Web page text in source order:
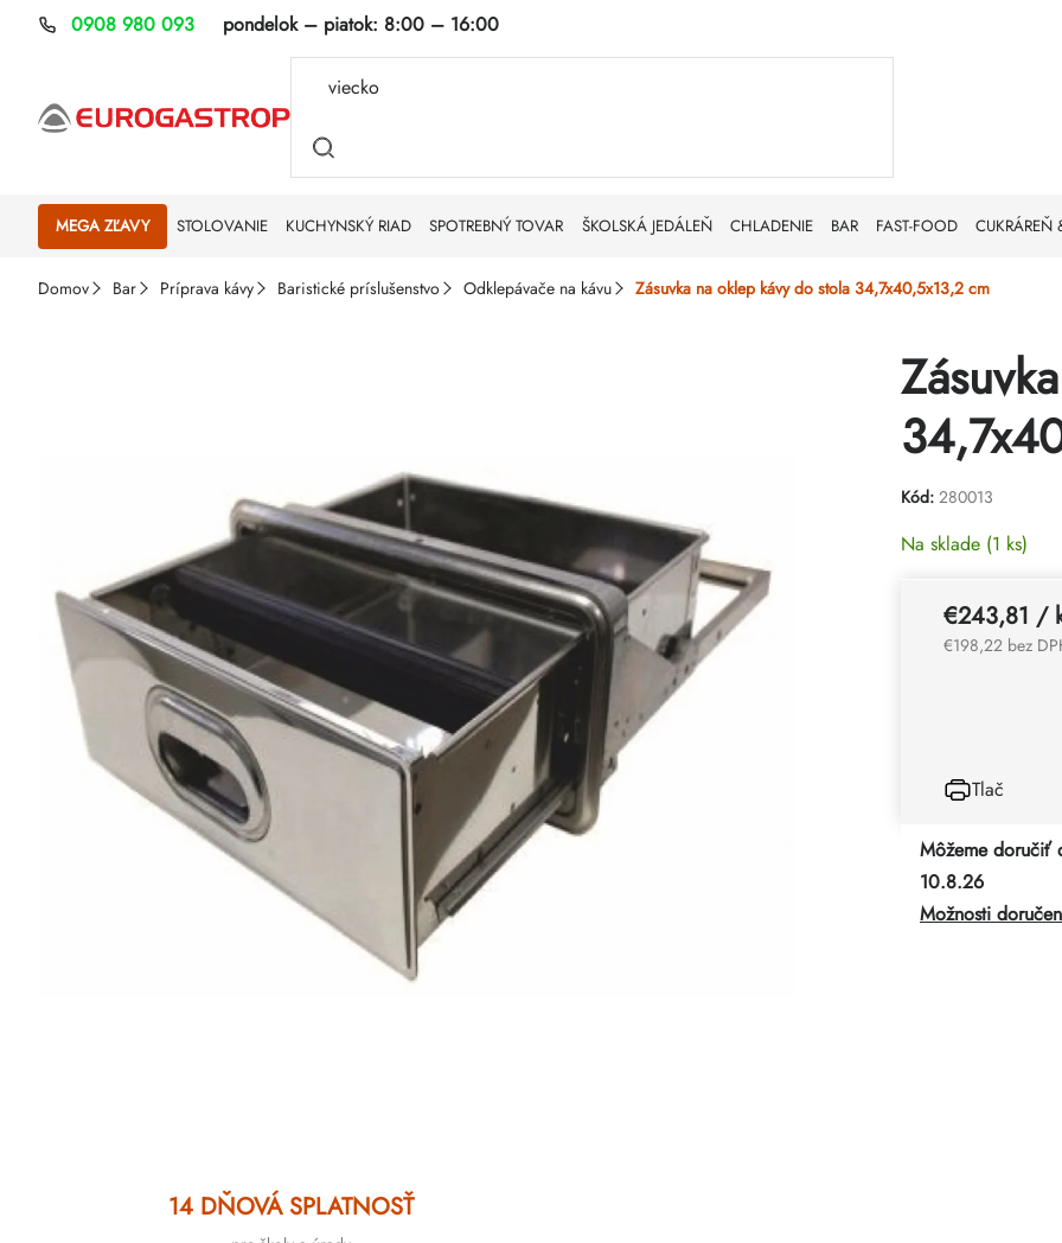
Prejsť
0908 980 093 pondelok – piatok: 8:00 – 16:00
MEGA ZĽAVY STOLOVANIE KUCHYNSKÝ RIAD SPOTREBNÝ TOVAR ŠKOLSKÁ JEDÁLEŇ CHLADENIE BAR FAST-FOOD CUKRÁREŇ
Domov Bar Príprava kávy Baristické príslušenstvo Odklepávače na kávu Zásuvka na oklep kávy do stola 34,7x40,5x13,2 cm
Kód: 280013
Na sklade (1 ks)
Môžeme doručiť
10.8.26
Možnosti
€243,81 /
€198,22 bez
Tlač
14 DŇOVÁ SPLATNOSŤ